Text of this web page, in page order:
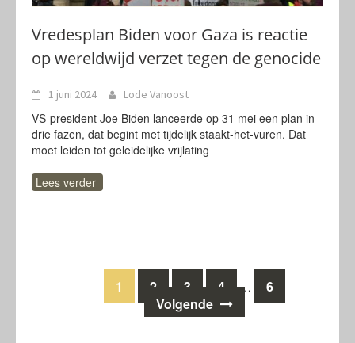
Vredesplan Biden voor Gaza is reactie
op wereldwijd verzet tegen de genocide
1 juni 2024 Lode Vanoost
VS-president Joe Biden lanceerde op 31 mei een plan in
drie fazen, dat begint met tijdelijk staakt-het-vuren. Dat
moet leiden tot geleidelijke vrijlating
Lees verder
Berichten
1 2 3 4 …
6
Volgende